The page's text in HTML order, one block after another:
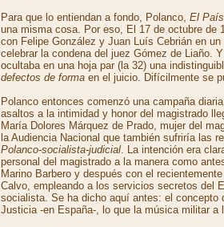
Para que lo entiendan a fondo, Polanco, El País
una misma cosa. Por eso, El 17 de octubre de
con Felipe González y Juan Luís Cebrián en
celebrar la condena del juez Gómez de Liaño.
ocultaba en una hoja par (la 32) una
defectos de forma en el juicio. Difícilmente se
Polanco entonces comenzó una campaña
asaltos a la intimidad y honor del magistrado
María Dolores Márquez de Prado, mujer del
la Audiencia Nacional que también sufriría las
Polanco-socialista-judicial. La intención era
personal del magistrado a la manera como
Marino Barbero y después con el
Calvo, empleando a los servicios secretos del
socialista. Se ha dicho aquí antes: el concepto
Justicia -en España-, lo que la música militar a